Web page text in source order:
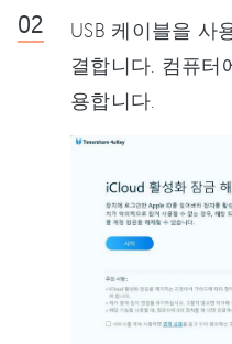
USB 케이블을 사
결합니다. 컴퓨터
용합니다.